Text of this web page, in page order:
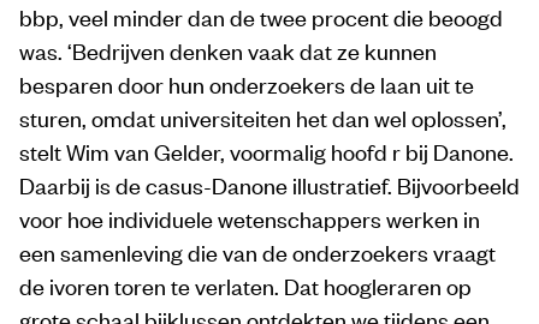
bbp, veel minder dan de twee procent die beoogd
was. ‘Bedrijven denken vaak dat ze kunnen
besparen door hun onderzoekers de laan uit te
sturen, omdat universiteiten het dan wel oplossen’,
stelt Wim van Gelder, voormalig hoofd r bij Danone.
Daarbij is de casus-Danone illustratief. Bijvoorbeeld
voor hoe individuele wetenschappers werken in
een samenleving die van de onderzoekers vraagt
de ivoren toren te verlaten. Dat hoogleraren op